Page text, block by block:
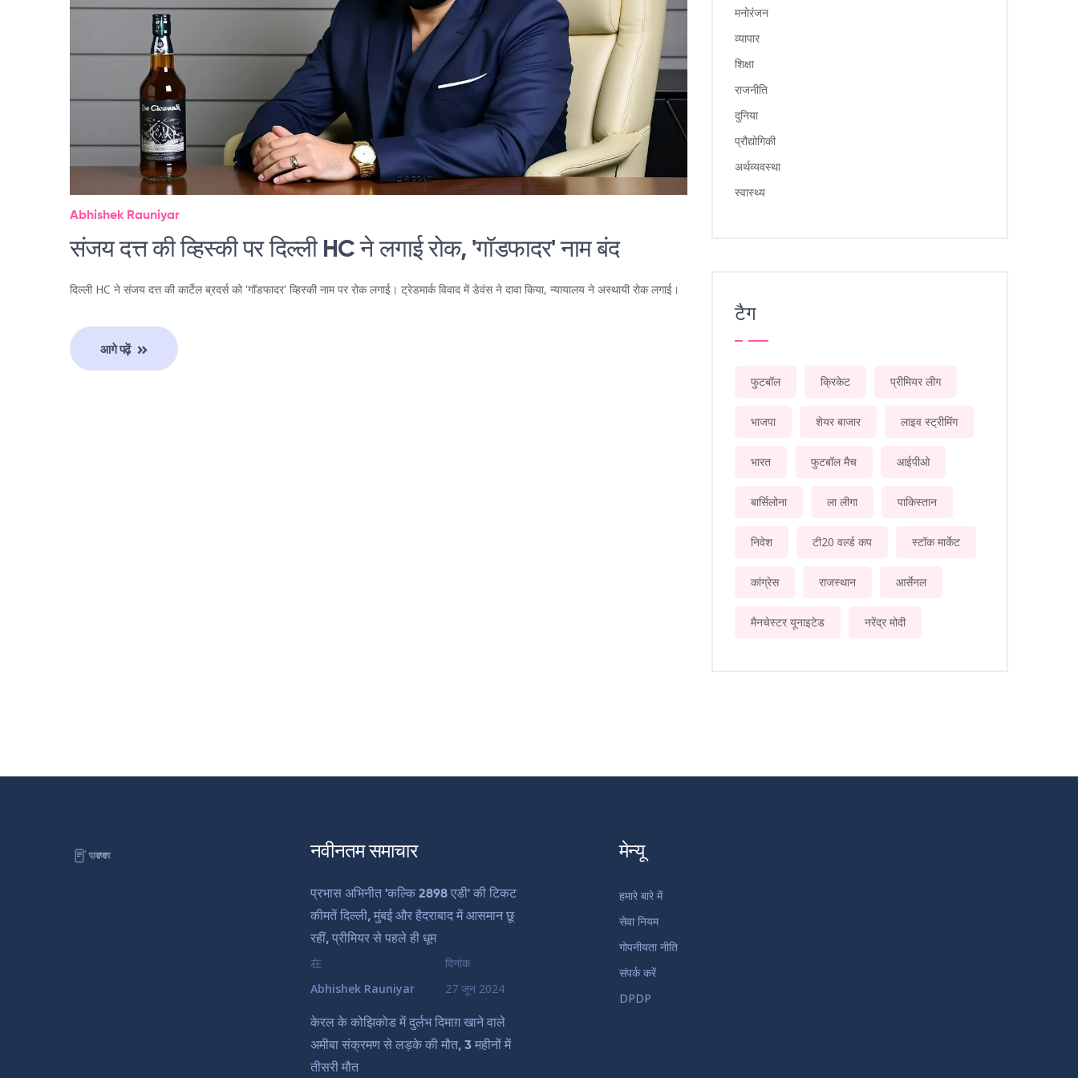
Abhishek Rauniyar
संजय दत्त की व्हिस्की पर दिल्ली HC ने लगाई रोक, 'गॉडफादर' नाम बंद
दिल्ली HC ने संजय दत्त की कार्टेल ब्रदर्स को 'गॉडफादर' व्हिस्की नाम पर रोक लगाई। ट्रेडमार्क विवाद में डेवंस ने दावा किया, न्यायालय ने अस्थायी रोक लगाई।
आगे पढ़ें
मनोरंजन
व्यापार
शिक्षा
राजनीति
दुनिया
प्रौद्योगिकी
अर्थव्यवस्था
स्वास्थ्य
टैग
फुटबॉल क्रिकेट प्रीमियर लीग
भाजपा शेयर बाजार लाइव स्ट्रीमिंग
भारत फुटबॉल मैच आईपीओ
बार्सिलोना ला लीगा पाकिस्तान
निवेश टी20 वर्ल्ड कप स्टॉक मार्केट
कांग्रेस राजस्थान आर्सेनल
मैनचेस्टर यूनाइटेड नरेंद्र मोदी
नवीनतम समाचार
प्रभास अभिनीत 'कल्कि 2898 एडी' की टिकट
कीमतें दिल्ली, मुंबई और हैदराबाद में आसमान छू
रहीं, प्रीमियर से पहले ही धूम
在
Abhishek Rauniyar
दिनांक
27 जून 2024
केरल के कोझिकोड में दुर्लभ दिमाग़ खाने वाले
अमीबा संक्रमण से लड़के की मौत, 3 महीनों में
तीसरी मौत
मेन्यू
हमारे बारे में
सेवा नियम
गोपनीयता नीति
संपर्क करें
DPDP